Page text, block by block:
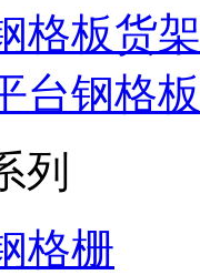
格板货架
台钢格板
列
格栅